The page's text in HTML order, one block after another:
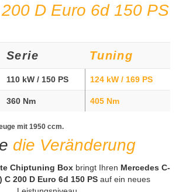
D Euro 6d 150 PS
Serie Tuning
110 kW / 150 PS 124 kW / 169 PS
360 Nm 405 Nm
mit 1950 ccm.
die Veränderung
Chiptuning Boxbringt Ihren Mercedes C-
C 200 D Euro 6d 150 PS auf ein neues